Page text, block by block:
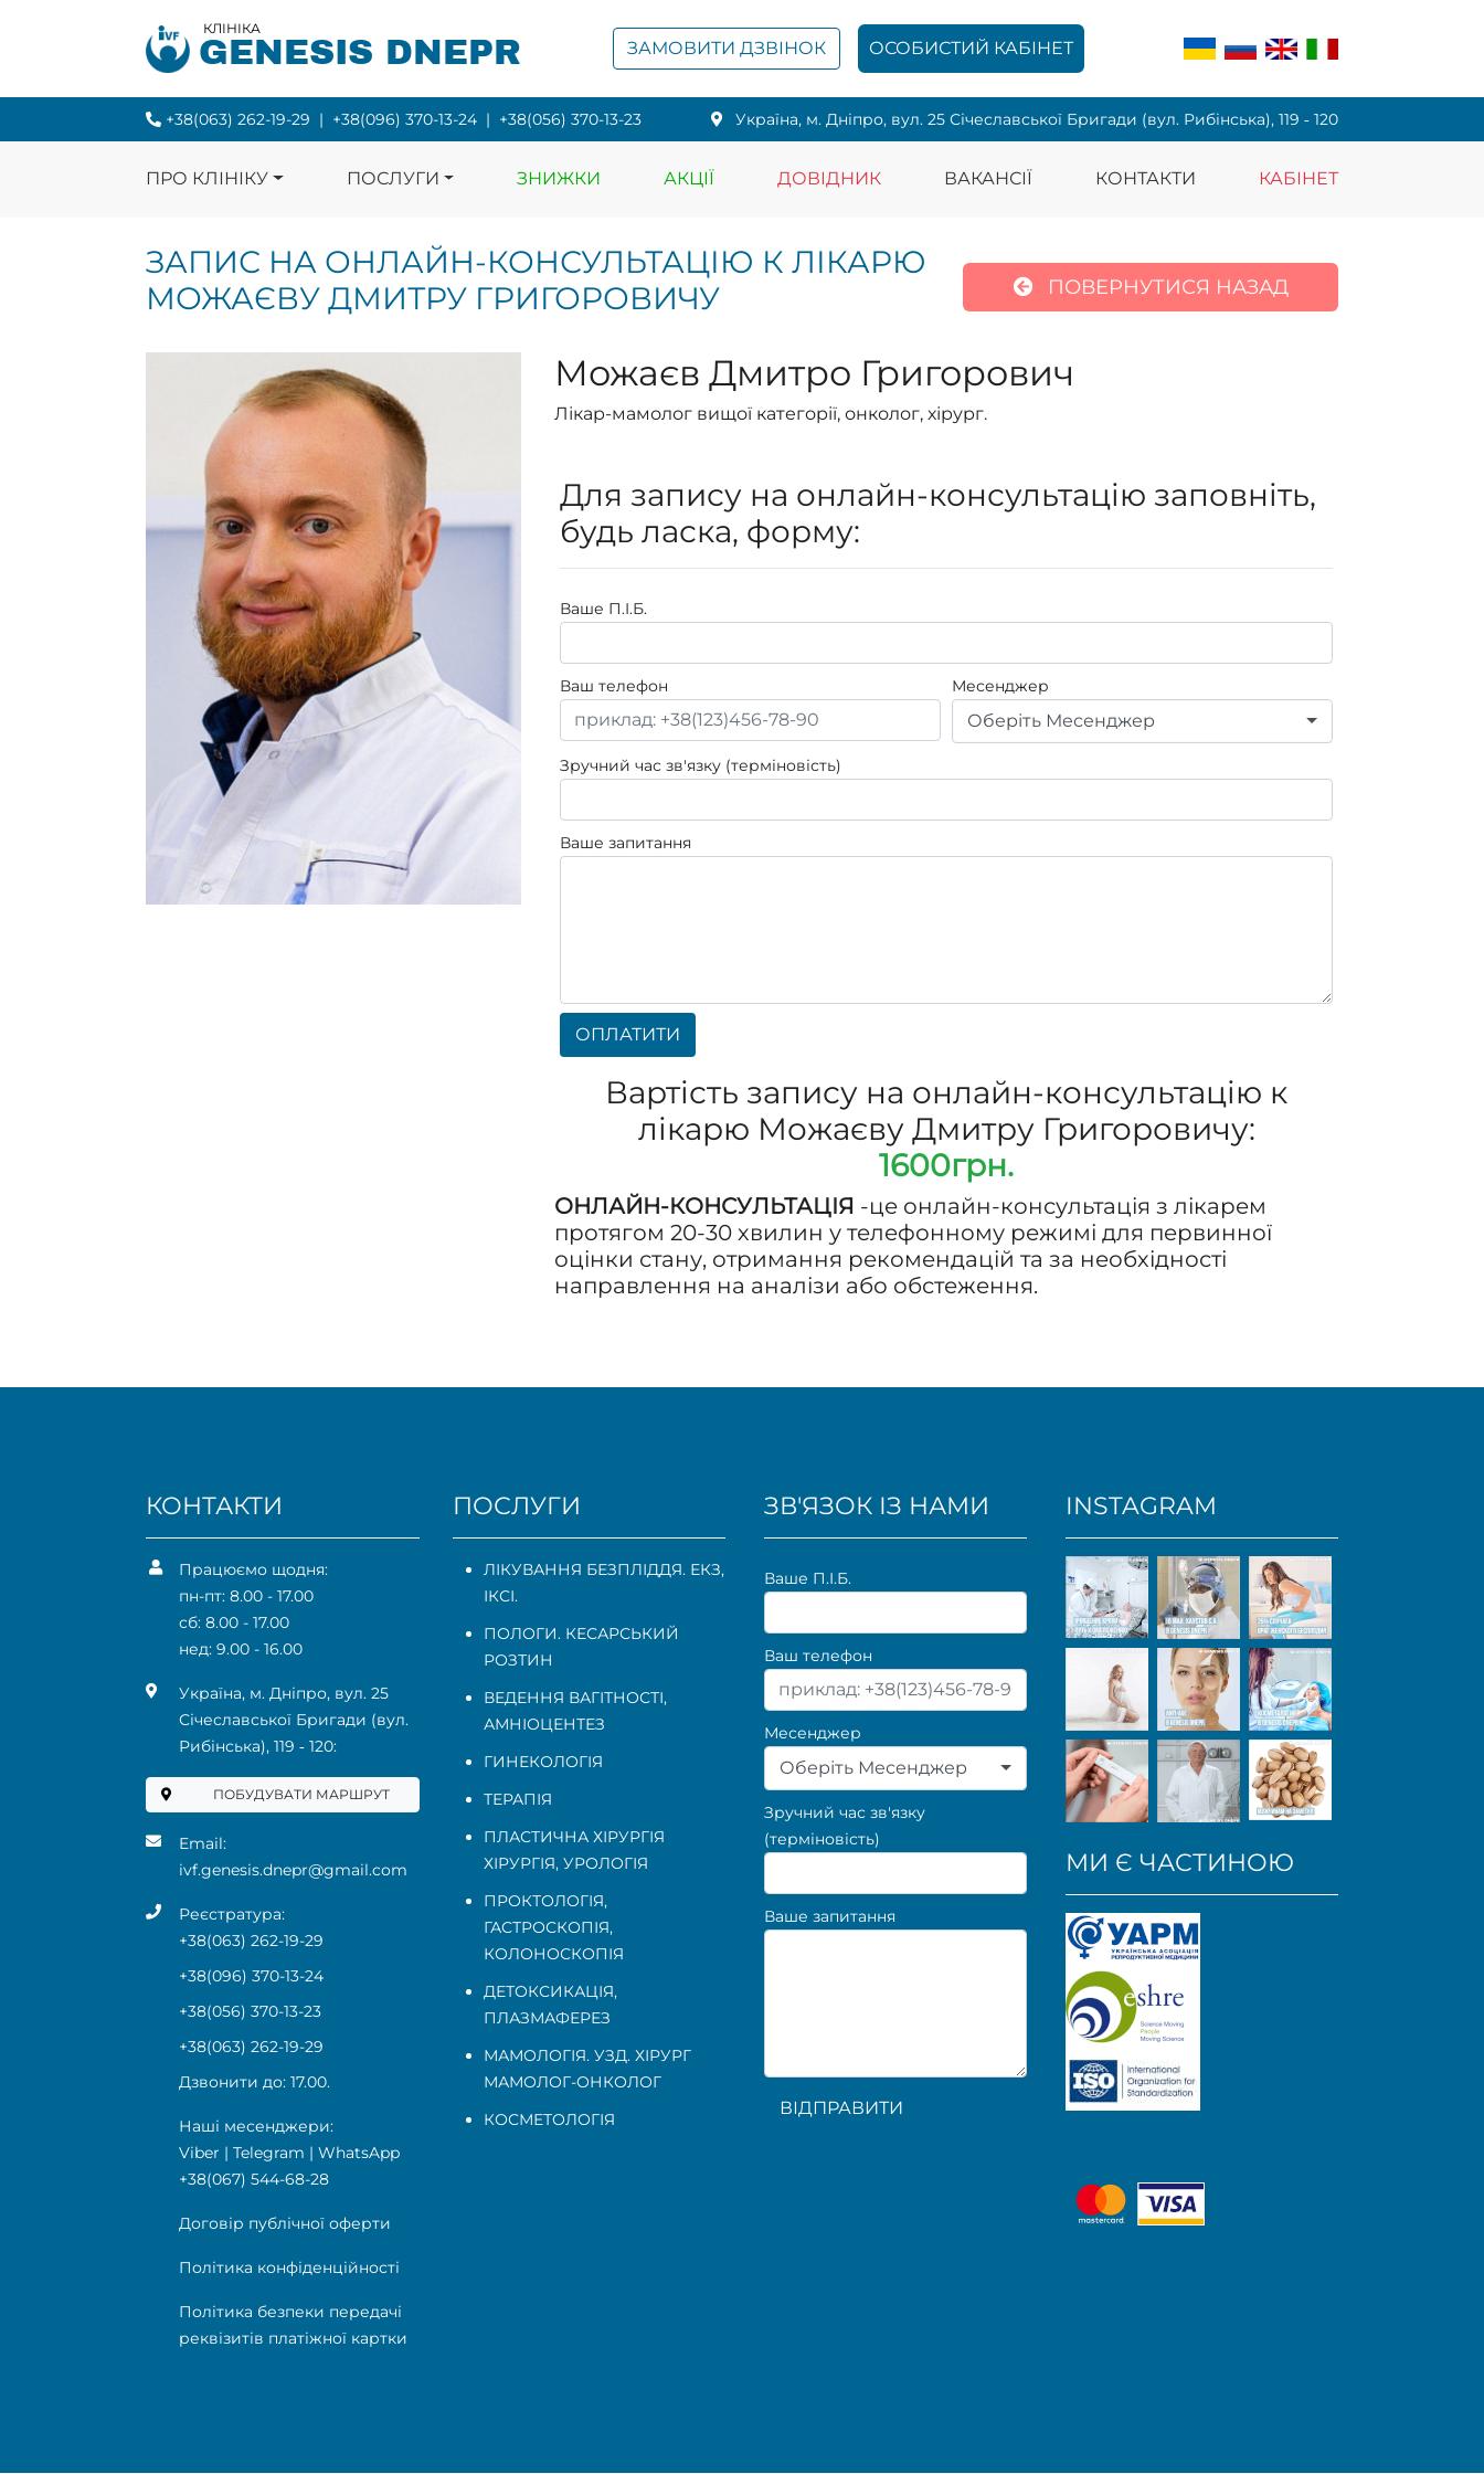
КЛІНІКА
GENESIS DNEPR ЗАМОВИТИ ДЗВІНОК ОСОБИСТИЙ КАБІНЕТ
+38(063) 262-19-29 | +38(096) 370-13-24 | +38(056) 370-13-23 Українa, м. Дніпро, вул. 25 Січеславської Бригади (вул. Рибінська), 119 ‑ 120
ПРО КЛІНІКУ ПОСЛУГИ ЗНИЖКИ АКЦІЇ ДОВІДНИК ВАКАНСІЇ КОНТАКТИ КАБІНЕТ
ЗАПИС НА ОНЛАЙН-КОНСУЛЬТАЦІЮ К ЛІКАРЮ
МОЖАЄВУ ДМИТРУ ГРИГОРОВИЧУ
ПОВЕРНУТИСЯ НАЗАД
Можаєв Дмитро Григорович
Лікар-мамолог вищої категорії, онколог, хірург.
Для запису на онлайн-консультацію заповніть,
будь ласка, форму:
Ваше П.I.Б.
Ваш телефон Месенджер
Оберіть Месенджер
Зручний час зв'язку (терміновість)
Ваше запитання
ОПЛАТИТИ
Вартість запису на онлайн-консультацію к
лікарю Можаєву Дмитру Григоровичу:
1600грн.
ОНЛАЙН-КОНСУЛЬТАЦІЯ -це онлайн-консультація з лікарем
протягом 20-30 хвилин у телефонному режимі для первинної
оцінки стану, отримання рекомендацій та за необхідності
направлення на аналізи або обстеження.
КОНТАКТИ
Працюємо щодня:
пн-пт: 8.00 - 17.00
сб: 8.00 - 17.00
нед: 9.00 - 16.00
Українa, м. Дніпро, вул. 25
Січеславської Бригади (вул.
Рибінська), 119 ‑ 120:
ПОБУДУВАТИ МАРШРУТ
Email:
ivf.genesis.dnepr@gmail.com
Реєстратура:
+38(063) 262-19-29
+38(096) 370-13-24
+38(056) 370-13-23
+38(063) 262-19-29
Дзвонити до: 17.00.
Наші месенджери:
Viber | Telegram | WhatsApp
+38(067) 544-68-28
Договір публічної оферти
Політика конфіденційності
Політика безпеки передачі
реквізитів платіжної картки
ПОСЛУГИ
ЛІКУВАННЯ БЕЗПЛІДДЯ. ЕКЗ,
ІКСІ.
ПОЛОГИ. КЕСАРСЬКИЙ
РОЗТИН
ВЕДЕННЯ ВАГІТНОСТІ,
АМНІОЦЕНТЕЗ
ГИНЕКОЛОГІЯ
ТЕРАПІЯ
ПЛАСТИЧНА ХІРУРГІЯ
ХІРУРГІЯ, УРОЛОГІЯ
ПРОКТОЛОГІЯ,
ГАСТРОСКОПІЯ,
КОЛОНОСКОПІЯ
ДЕТОКСИКАЦІЯ,
ПЛАЗМАФЕРЕЗ
МАМОЛОГІЯ. УЗД. ХІРУРГ
МАМОЛОГ-ОНКОЛОГ
КОСМЕТОЛОГІЯ
ЗВ'ЯЗОК ІЗ НАМИ
Ваше П.I.Б.
Ваш телефон
Месенджер
Оберіть Месенджер
Зручний час зв'язку
(терміновість)
Ваше запитання
ВІДПРАВИТИ
INSTAGRAM
МИ Є ЧАСТИНОЮ